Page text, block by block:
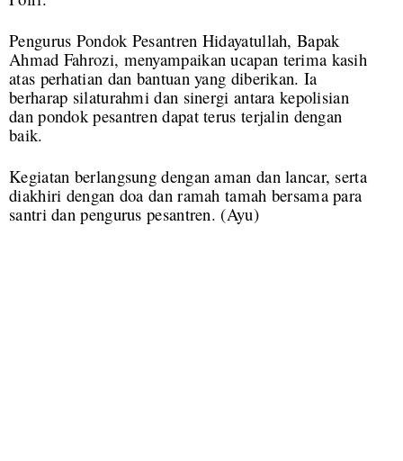
Pengurus Pondok Pesantren Hidayatullah, Bapak
Ahmad Fahrozi, menyampaikan ucapan terima kasih
atas perhatian dan bantuan yang diberikan. Ia
berharap silaturahmi dan sinergi antara kepolisian
dan pondok pesantren dapat terus terjalin dengan
baik.
Kegiatan berlangsung dengan aman dan lancar, serta
diakhiri dengan doa dan ramah tamah bersama para
santri dan pengurus pesantren. (Ayu)